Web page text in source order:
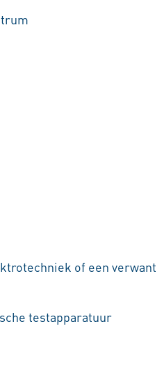
of een verwant
testapparatuur